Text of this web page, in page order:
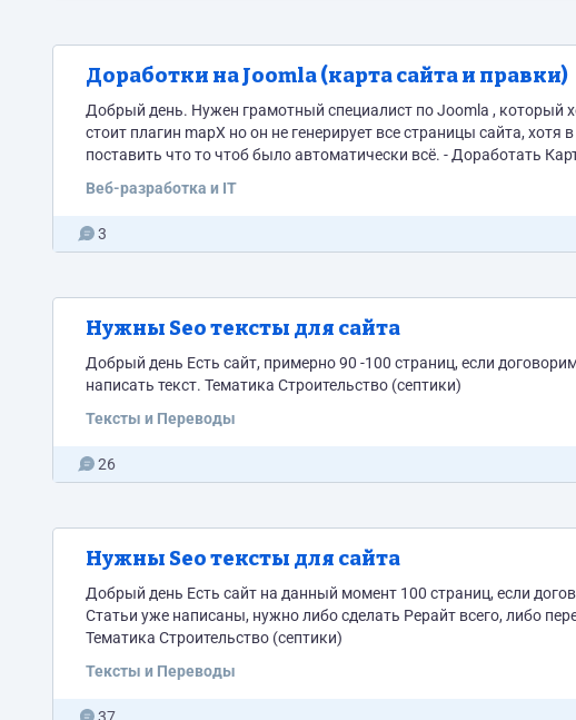
Доработки на Joomla (карта сайта и правки)
Добрый день. Нужен грамотный специалист по Joomla , который
стоит плагин mapX но он не генерирует все страницы сайта,
поставить что то чтоб было автоматически всё. - Доработать
Веб-разработка и IT
3
Нужны Seo тексты для сайта
Добрый день Есть сайт, примерно 90 -100 страниц, если
написать текст. Тематика Строительство (септики)
Тексты и Переводы
26
Нужны Seo тексты для сайта
Добрый день Есть сайт на данный момент 100 страниц, если
Статьи уже написаны, нужно либо сделать Рерайт всего, либо
Тематика Строительство (септики)
Тексты и Переводы